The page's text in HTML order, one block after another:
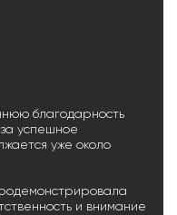
благодарность
успешное
уже около
и внимание